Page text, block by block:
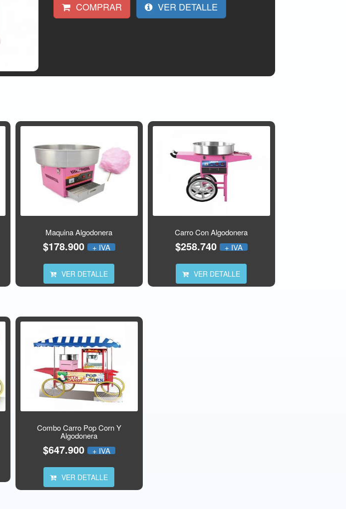
COMPRAR VER DETALLE
Maquina Algodonera
$178.900 + IVA
VER DETALLE
Carro Con Algodonera
$258.740 + IVA
VER DETALLE
Combo Carro Pop Corn Y
Algodonera
$647.900 + IVA
VER DETALLE